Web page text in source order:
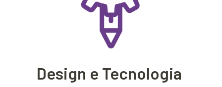
Design e Tecnologia